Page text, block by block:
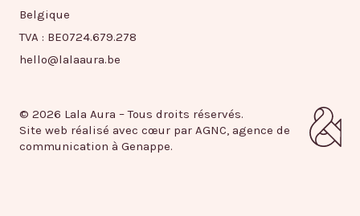
Belgique
TVA : BE0724.679.278
hello@lalaaura.be
© 2026 Lala Aura – Tous droits réservés.
Site web réalisé avec cœur par AGNC, agence de
communication à Genappe.